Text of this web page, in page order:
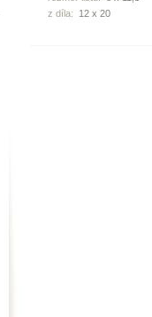
z díla:
12 x 20